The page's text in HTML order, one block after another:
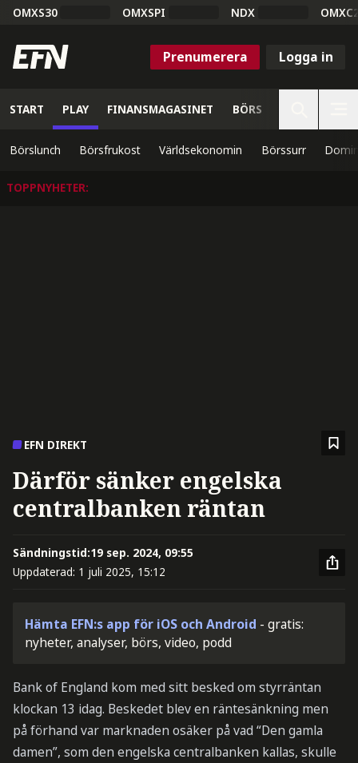
OMXS30 OMXSPI NDX
Prenumerera Logga in
START PLAY FINANSMAGASINET BÖRS
Börslunch Börsfrukost Världsekonomin Börssurr
TOPPNYHETER:
EFN DIREKT
Därför sänker engelska
centralbanken räntan
Sändningstid:19 sep. 2024, 09:55
Uppdaterad: 1 juli 2025, 15:12
Hämta EFN:s app för iOS och Android - gratis:
nyheter, analyser, börs, video, podd
Bank of England kom med sitt besked om styrräntan
klockan 13 idag. Beskedet blev en räntesänkning men
på förhand var marknaden osäker på vad “Den gamla
damen”, som den engelska centralbanken kallas, skulle